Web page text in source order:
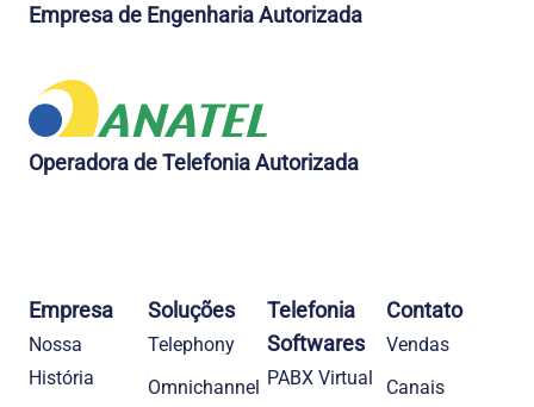
Empresa de Engenharia Autorizada
Operadora de Telefonia Autorizada
Empresa
Nossa
História
Soluções
Telephony
Omnichannel
Telefonia
Softwares
PABX Virtual
Contato
Vendas
Canais